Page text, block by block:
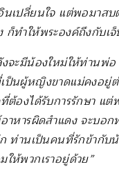
เปลี่ยนใจ แต่พอมาสบ
ก็ทำให้พระองค์ถึงกับเ
งจะมีน้องใหม่ให้ท่านพ่
นผู้หญิงขาดแม่คงอยู่ต่
ต้องได้รับการรักษา แต่
าหารผิดสำแดง จะบอ
ท่านเป็นคนที่รักข้ากับ
ห้พวกเราอยู่ด้วย”